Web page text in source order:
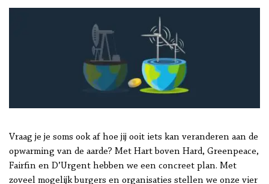
Vraag je je soms ook af hoe jij ooit iets kan veranderen aan de
opwarming van de aarde? Met Hart boven Hard, Greenpeace,
Fairfin en D’Urgent hebben we een concreet plan. Met
zoveel mogelijk burgers en organisaties stellen we onze vier